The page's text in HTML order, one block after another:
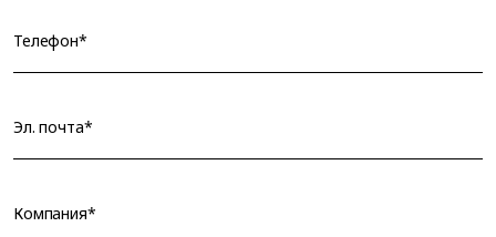
Телефон*
Эл. почта*
Компания*